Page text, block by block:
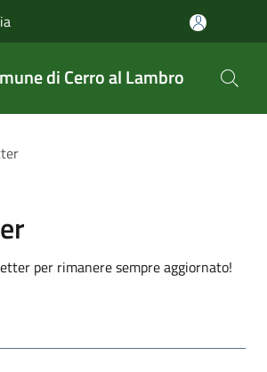
di Cerro al Lambro
per rimanere sempre aggiornato!